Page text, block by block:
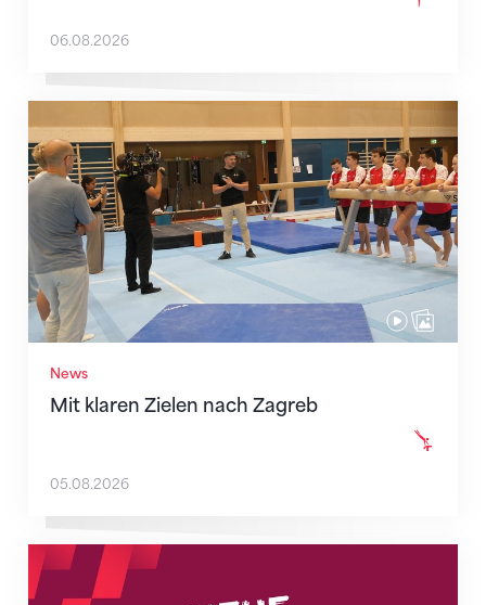
06.08.2026
News
Mit klaren Zielen nach Zagreb
Mit klaren Zielen nach Zagreb
05.08.2026
Neue Empfangszeiten ab 1. August 2026